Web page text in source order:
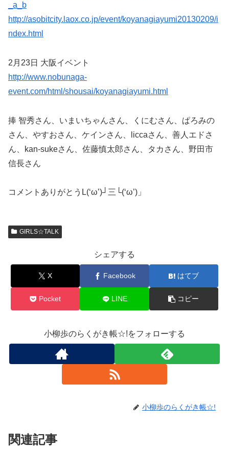
_a_b
http://asobitcity.laox.co.jp/event/koyanagiayumi20130209/i
ndex.html
2月23日 大阪イベント
http://www.nobunaga-
event.com/html/shousai/koyanagiayumi.html
捧 智秀さん、いまいちゃんさん、くにむさん、ぱろみの
さん、やすおさん、ケインさん、liccaさん、善人エドさ
ん、kan-sukeさん、佐藤慎太郎さん、タカさん、野田市
信長さん
コメントありがとうL(‘ω’)┘三└(‘ω’)」
GIRLS☆TALK
シェアする
X Facebook はてブ
Pocket LINE コピー
小柳歩のらくがき帳☆!をフォローする
小柳歩のらくがき帳☆!
関連記事